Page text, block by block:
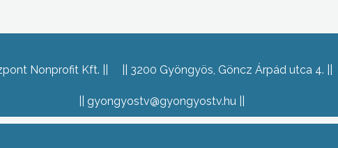
Nonprofit Kft. 3200 Gyöngyös, Göncz Árpád utca 4.
gyongyostv@gyongyostv.hu